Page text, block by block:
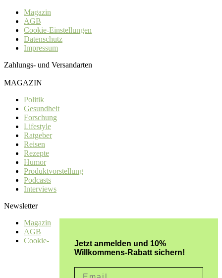
Magazin
AGB
Cookie-Einstellungen
Datenschutz
Impressum
Zahlungs- und Versandarten
MAGAZIN
Politik
Gesundheit
Forschung
Lifestyle
Ratgeber
Reisen
Rezepte
Humor
Produktvorstellung
Podcasts
Interviews
Newsletter
Jetzt anmelden und 10%
Willkommens-Rabatt sichern!
Magazin
AGB
Cookie-